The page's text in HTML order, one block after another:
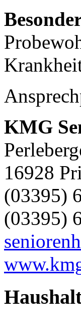
KMG
16928
(03395)
(03395)